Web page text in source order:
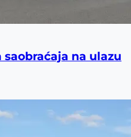
na ulazu